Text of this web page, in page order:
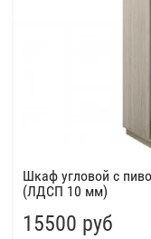
Шкаф угловой с
(ЛДСП 10 мм)
15500 руб